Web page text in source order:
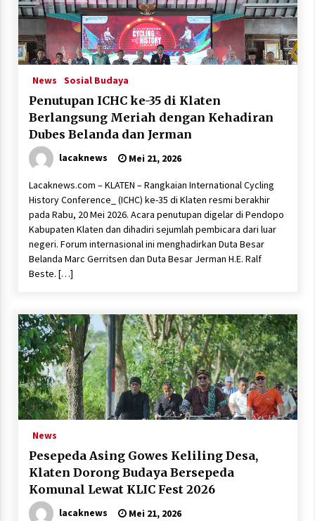
News Sosial Budaya
Penutupan ICHC ke-35 di Klaten
Berlangsung Meriah dengan Kehadiran
Dubes Belanda dan Jerman
lacaknews Mei 21, 2026
Lacaknews.com – KLATEN – Rangkaian International Cycling
History Conference_ (ICHC) ke-35 di Klaten resmi berakhir
pada Rabu, 20 Mei 2026. Acara penutupan digelar di Pendopo
Kabupaten Klaten dan dihadiri sejumlah pembicara dari luar
negeri. Forum internasional ini menghadirkan Duta Besar
Belanda Marc Gerritsen dan Duta Besar Jerman H.E. Ralf
Beste. […]
News
Pesepeda Asing Gowes Keliling Desa,
Klaten Dorong Budaya Bersepeda
Komunal Lewat KLIC Fest 2026
lacaknews Mei 21, 2026